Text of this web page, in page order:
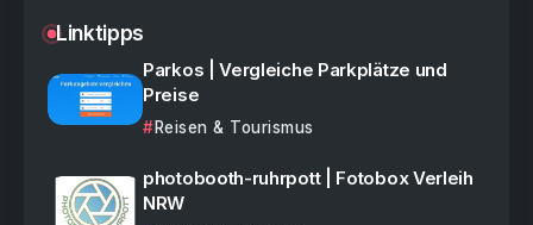
Linktipps
Parkos | Vergleiche Parkplätze und
Preise
Reisen & Tourismus
photobooth-ruhrpott | Fotobox Verleih
NRW